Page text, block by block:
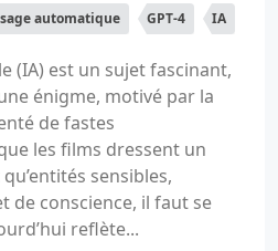
automatique GPT-4 IA
(IA) est un sujet fascinant,
énigme, motivé par la
de fastes
les films dressent un
sensibles,
de conscience, il faut se
reflète...